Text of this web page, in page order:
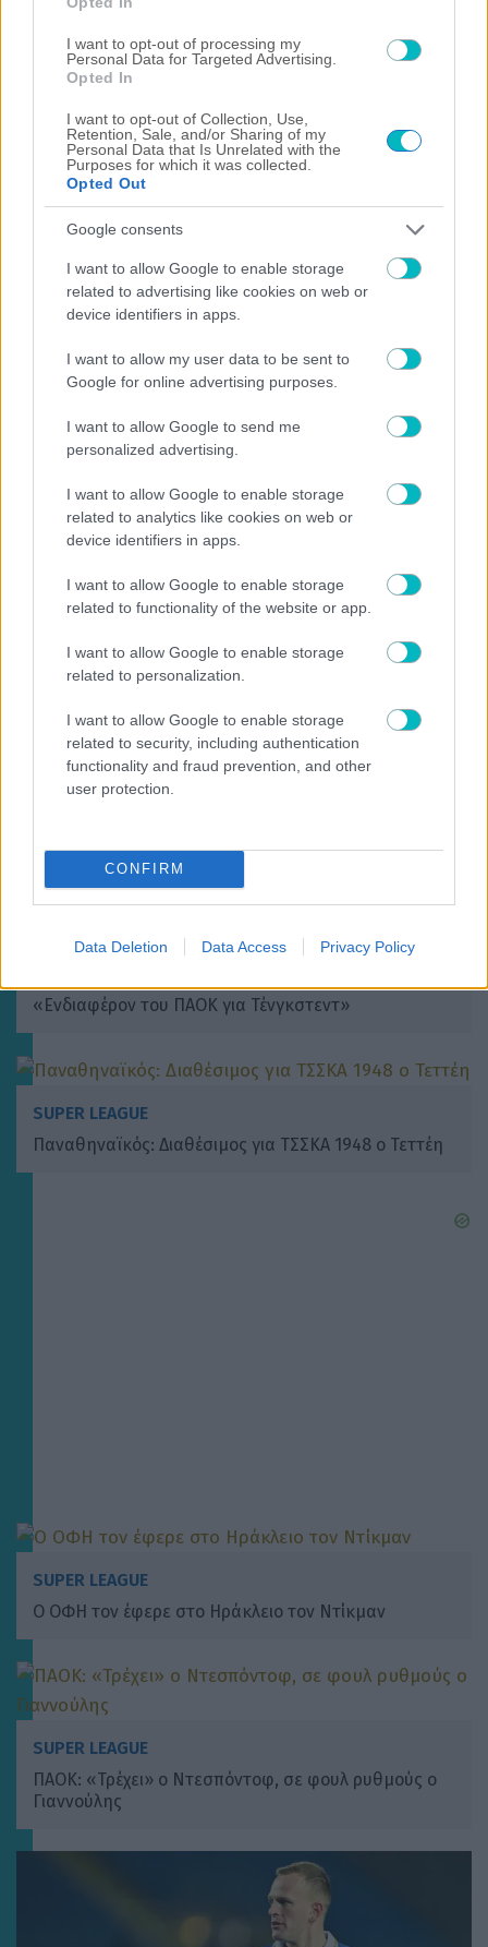
I want to opt-out of processing my
Personal Data for Targeted Advertising.
Opted In
I want to opt-out of Collection, Use,
Retention, Sale, and/or Sharing of my
Personal Data that Is Unrelated with the
Purposes for which it was collected.
Opted Out
Google consents
I want to allow Google to enable storage
related to advertising like cookies on web or
device identifiers in apps.
I want to allow my user data to be sent to
Google for online advertising purposes.
I want to allow Google to send me
personalized advertising.
I want to allow Google to enable storage
related to analytics like cookies on web or
device identifiers in apps.
I want to allow Google to enable storage
related to functionality of the website or app.
I want to allow Google to enable storage
related to personalization.
I want to allow Google to enable storage
related to security, including authentication
functionality and fraud prevention, and other
user protection.
CONFIRM
Data Deletion Data Access Privacy Policy
ΟΦΗ: Παραμένει στα… πιτς ο Γκονζάλες, δύσκολα με
Καλαμάτα: Η αποστολή για το φιλανθρωπικό
τουρνουά του Βόλου
κόντρα στην ΑΕΚ»
«Ενδιαφέρον του ΠΑΟΚ για Τένγκστεντ»
SUPER LEAGUE
Παναθηναϊκός: Διαθέσιμος για ΤΣΣΚΑ 1948 ο Τεττέη
SUPER LEAGUE
Ο ΟΦΗ τον έφερε στο Ηράκλειο τον Ντίκμαν
SUPER LEAGUE
ΠΑΟΚ: «Τρέχει» ο Ντεσπόντοφ, σε φουλ ρυθμούς ο
Γιαννούλης